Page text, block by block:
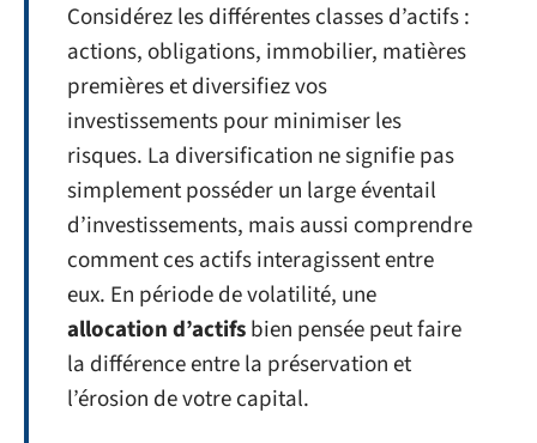
Considérez les différentes classes d’actifs :
actions, obligations, immobilier, matières
premières et diversifiez vos
investissements pour minimiser les
risques. La diversification ne signifie pas
simplement posséder un large éventail
d’investissements, mais aussi comprendre
comment ces actifs interagissent entre
eux. En période de volatilité, une
allocation d’actifsbien pensée peut faire
la différence entre la préservation et
l’érosion de votre capital.